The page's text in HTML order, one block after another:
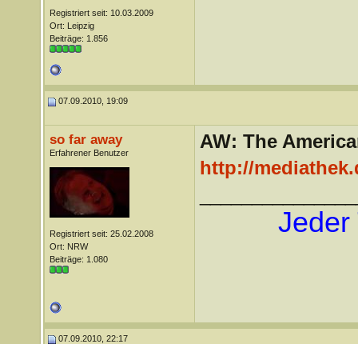
Registriert seit: 10.03.2009
Ort: Leipzig
Beiträge: 1.856
07.09.2010, 19:09
so far away
Erfahrener Benutzer
Registriert seit: 25.02.2008
Ort: NRW
Beiträge: 1.080
AW: The
http://
Jeder
07.09.2010, 22:17